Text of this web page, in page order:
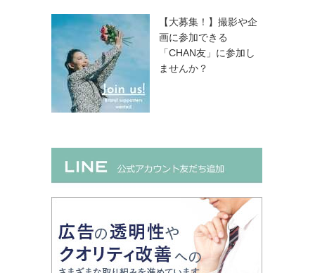
【大募集！】撮影や企
画に参加できる
「CHAN友」に参加し
ませんか？